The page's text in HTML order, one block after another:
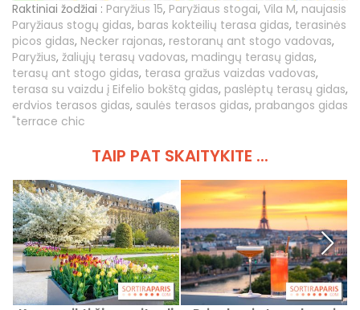
Raktiniai žodžiai : Paryžius 15, Paryžiaus stogai, Vila M, naujasis
Paryžiaus stogų gidas, baras kokteilių terasa gidas, terasinės
picos gidas, Necker rajonas, restoranų ant stogo vadovas,
Paryžius, žaliųjų terasų vadovas, madingų terasų gidas,
terasų ant stogo gidas, terasa gražus vaizdas vadovas,
terasa su vaizdu į Eifelio bokštą gidas, paslėptų terasų gidas,
erdvios terasos gidas, saulės terasos gidas, prabangos gidas
"terrace chic
TAIP PAT SKAITYKITE ...